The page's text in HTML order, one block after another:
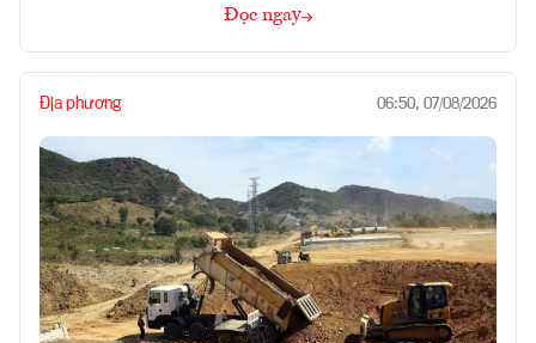
Đọc ngay
Địa phương 06:50, 07/08/2026